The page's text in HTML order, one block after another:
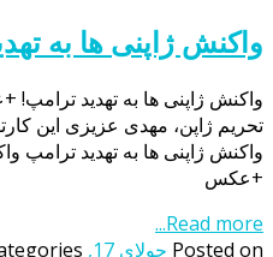
واکنش ژاپنی ها به
واکنش ژاپنی ها به تهدید ترامپ!
تحریم ژاپن، مهدی عزیزی این
واکنش ژاپنی ها به تهدید ترامپ
+عکس
Read more...
Posted on جولای 17, 2017